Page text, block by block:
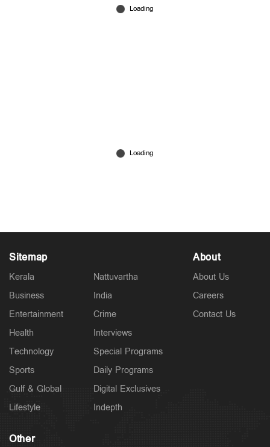
Sitemap
Kerala
Business
Entertainment
Health
Technology
Sports
Gulf & Global
Lifestyle
Nattuvartha
India
Crime
Interviews
Special Programs
Daily Programs
Digital Exclusives
Indepth
About
About Us
Careers
Contact Us
Other